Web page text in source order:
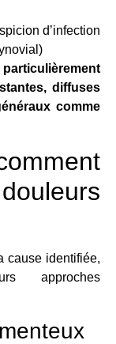
d’infection
diffuses
comme
cause identifiée,
approches